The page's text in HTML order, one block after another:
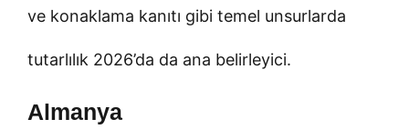
ve konaklama kanıtı gibi temel unsurlarda
tutarlılık 2026’da da ana belirleyici.
Almanya